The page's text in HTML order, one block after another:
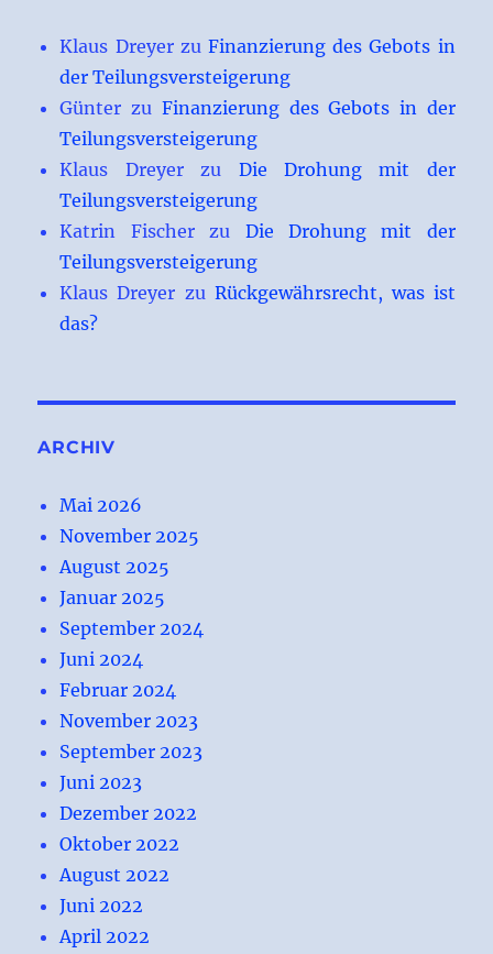
Klaus DreyerzuFinanzierung des Gebots in
der Teilungsversteigerung
Günter zu Finanzierung des Gebots in der
Teilungsversteigerung
Klaus Dreyerzu Die Drohung mit der
Teilungsversteigerung
Katrin Fischerzu Die Drohung mit der
Teilungsversteigerung
Klaus Dreyer zu Rückgewährsrecht, was ist
das?
ARCHIV
Mai 2026
November 2025
August 2025
Januar 2025
September 2024
Juni 2024
Februar 2024
November 2023
September 2023
Juni 2023
Dezember 2022
Oktober 2022
August 2022
Juni 2022
April 2022